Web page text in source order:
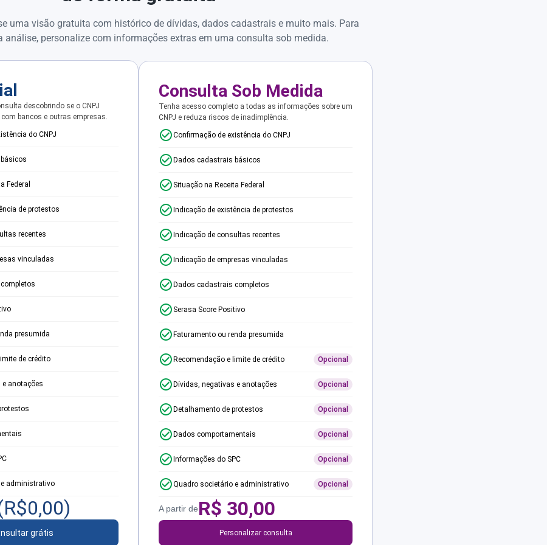
uma visão gratuita com histórico de dívidas, dados cadastrais e muito mais. Para
análise, personalize com informações extras em uma consulta sob medida.
descobrindo se o CNPJ
bancos e outras empresas.
do CNPJ
Federal
de protestos
recentes
vinculadas
presumida
de crédito
anotações
administrativo
0,00)
grátis
Consulta Sob Medida
Tenha acesso completo a todas as informações sobre um
CNPJ e reduza riscos de inadimplência.
Confirmação de existência do CNPJ
Dados cadastrais básicos
Situação na Receita Federal
Indicação de existência de protestos
Indicação de consultas recentes
Indicação de empresas vinculadas
Dados cadastrais completos
Serasa Score Positivo
Faturamento ou renda presumida
Recomendação e limite de crédito Opcional
Dívidas, negativas e anotações Opcional
Detalhamento de protestos Opcional
Dados comportamentais Opcional
Informações do SPC Opcional
Quadro societário e administrativo Opcional
A partir deR$ 30,00
Personalizar consulta